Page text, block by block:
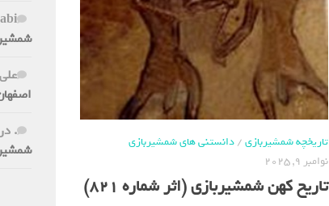
تاریخچه شمشیربازی/دانستنی های شمشیربازی
نوامبر 9, 2025
تاریخ کهن شمشیربازی (اثر شماره 821)
علی
. در